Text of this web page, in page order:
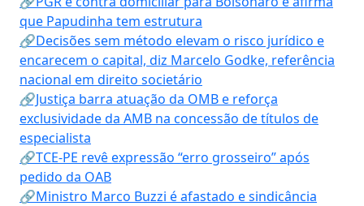
que Papudinha tem estrutura
🔗Decisões sem método elevam o risco jurídico e
encarecem o capital, diz Marcelo Godke, referência
nacional em direito societário
🔗Justiça barra atuação da OMB e reforça
exclusividade da AMB na concessão de títulos de
especialista
🔗TCE-PE revê expressão “erro grosseiro” após
pedido da OAB
🔗Ministro Marco Buzzi é afastado e sindicância